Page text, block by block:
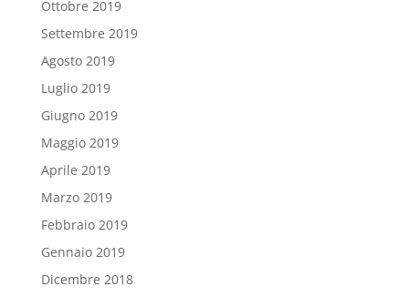
Ottobre 2019
Settembre 2019
Agosto 2019
Luglio 2019
Giugno 2019
Maggio 2019
Aprile 2019
Marzo 2019
Febbraio 2019
Gennaio 2019
Dicembre 2018